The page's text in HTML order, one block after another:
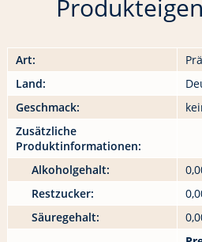
Art:
Land:
Geschmack:
Zusätzliche
Produktinformationen:
Alkoholgehalt:
Restzucker:
Säuregehalt: